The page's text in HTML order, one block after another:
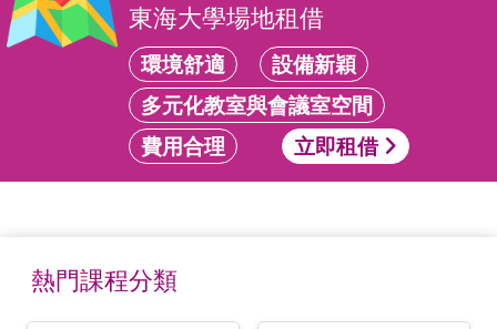
東海大學場地租借
環境舒適
設備新穎
多元化教室與會議室空間
費用合理
立即租借
熱門課程分類